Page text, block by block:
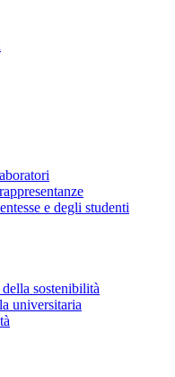
e degli studenti
sostenibilità
universitaria